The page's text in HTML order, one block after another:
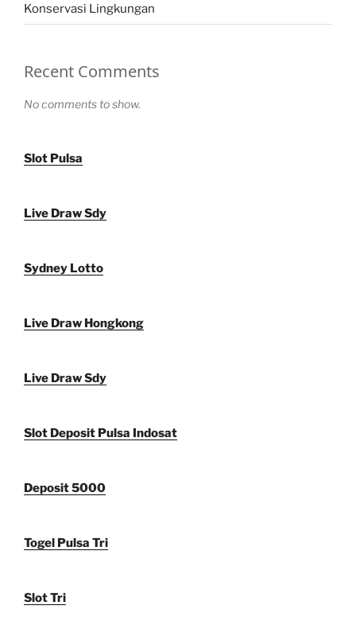
Konservasi Lingkungan
Recent Comments
No comments to show.
Slot Pulsa
Live Draw Sdy
Sydney Lotto
Live Draw Hongkong
Live Draw Sdy
Slot Deposit Pulsa Indosat
Deposit 5000
Togel Pulsa Tri
Slot Tri